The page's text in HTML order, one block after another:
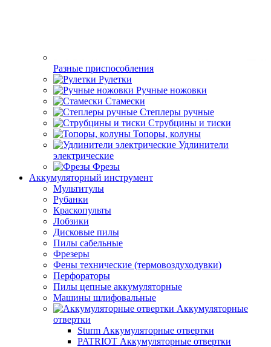
Разные приспособления
Рулетки
Ручные ножовки
Стамески
Степлеры ручные
Струбцины и тиски
Топоры, колуны
Удлинители
электрические
Фрезы
Аккумуляторный инструмент
Мультитулы
Рубанки
Краскопульты
Лобзики
Дисковые пилы
Пилы сабельные
Фрезеры
Фены технические (термовоздуходувки)
Перфораторы
Пилы цепные аккумуляторные
Машины шлифовальные
Аккумуляторные
отвертки
Sturm Аккумуляторные отвертки
PATRIOT Аккумуляторные отвертки